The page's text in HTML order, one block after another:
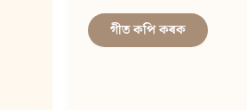
গীত কপি কৰক